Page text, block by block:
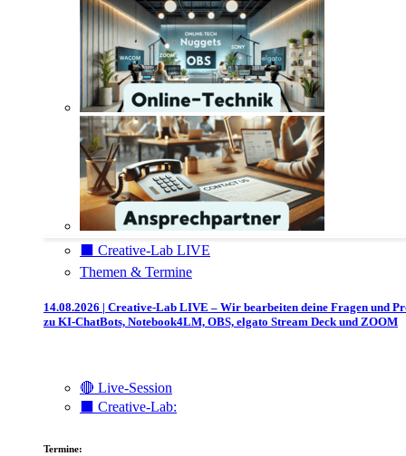
⬛️ Creative-Lab LIVE
Themen & Termine
14.08.2026 | Creative-Lab LIVE – Wir bearbeiten deine Fragen und
zu KI-ChatBots, Notebook4LM, OBS, elgato Stream Deck und ZOOM
🔴 Live-Session
⬛️ Creative-Lab:
Termine: